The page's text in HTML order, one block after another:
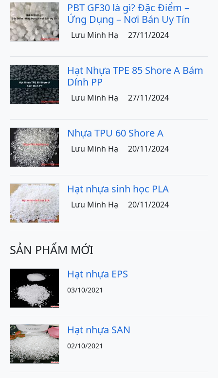
PBT GF30 là gì? Đặc Điểm –
Ứng Dụng – Nơi Bán Uy Tín
Lưu Minh Hạ 27/11/2024
Hạt Nhựa TPE 85 Shore A Bám
Dính PP
Lưu Minh Hạ 27/11/2024
Nhựa TPU 60 Shore A
Lưu Minh Hạ 20/11/2024
Hạt nhựa sinh học PLA
Lưu Minh Hạ 20/11/2024
SẢN PHẨM MỚI
Hạt nhựa EPS
03/10/2021
Hạt nhựa SAN
02/10/2021